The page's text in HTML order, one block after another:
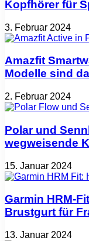
Kopfhörer für
3. Februar 2024
Amazfit
Modelle sind
2. Februar 2024
Polar und
wegweisende
15. Januar 2024
Garmin HRM-
Brustgurt für
13. Januar 2024